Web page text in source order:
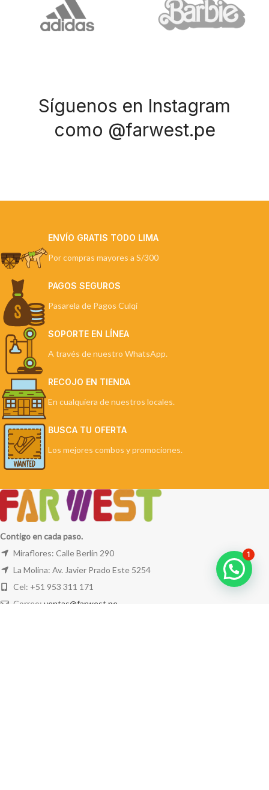
Síguenos en Instagram
como @farwest.pe
ENVÍO GRATIS TODO LIMA
Por compras mayores a S/300
PAGOS SEGUROS
Pasarela de Pagos Culqi
SOPORTE EN LÍNEA
A través de nuestro WhatsApp.
RECOJO EN TIENDA
En cualquiera de nuestros locales.
BUSCA TU OFERTA
Los mejores combos y promociones.
Contigo en cada paso.
Miraflores: Calle Berlín 290
La Molina: Av. Javier Prado Este 5254
Cel: +51 953 311 171
Correo: ventas@farwest.pe
1